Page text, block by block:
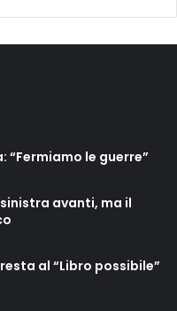
le guerre”
avanti, ma il
al “Libro possibile”